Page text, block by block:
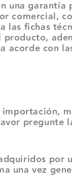
una
comercial,
las fichas
acorde con
pregunte
por
una vez